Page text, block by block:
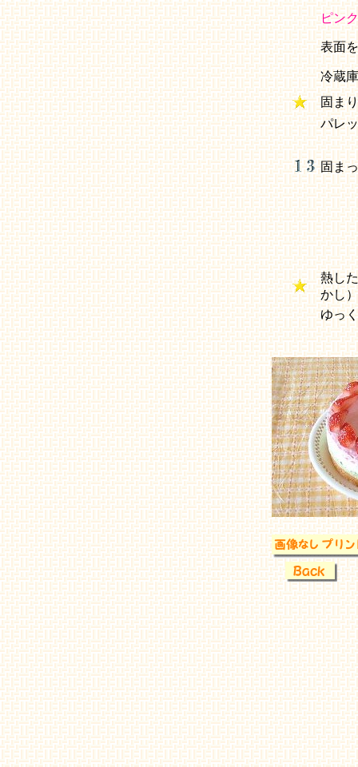
ピン
表面
冷蔵
固ま
パレ
固ま
熱し
かし
ゆっ